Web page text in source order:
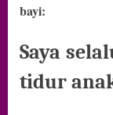
bayi:
Saya
tidur